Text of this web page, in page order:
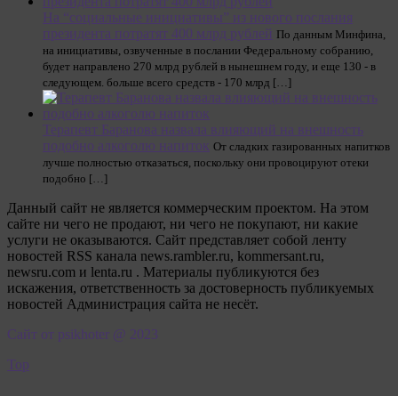
На “социальные инициативы” из нового послания
президента потратят 400 млрд рублей По данным Минфина,
на инициативы, озвученные в послании Федеральному собранию,
будет направлено 270 млрд рублей в нынешнем году, и еще 130 - в
следующем. больше всего средств - 170 млрд […]
Терапевт Баранова назвала влияющий на внешность
подобно алкоголю напиток От сладких газированных напитков
лучше полностью отказаться, поскольку они провоцируют отеки
подобно […]
Данный сайт не является коммерческим проектом. На этом
сайте ни чего не продают, ни чего не покупают, ни какие
услуги не оказываются. Сайт представляет собой ленту
новостей RSS канала news.rambler.ru, kommersant.ru,
newsru.com и lenta.ru . Материалы публикуются без
искажения, ответственность за достоверность публикуемых
новостей Администрация сайта не несёт.
Сайт от psikhoter @ 2023
Top